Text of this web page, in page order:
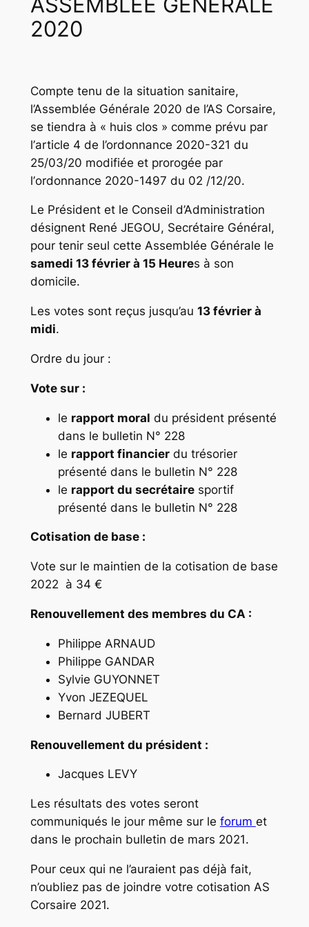
2020
Compte tenu de la situation sanitaire,
l’Assemblée Générale 2020 de l’AS Corsaire,
se tiendra à « huis clos » comme prévu par
l’article 4 de l’ordonnance 2020-321 du
25/03/20 modifiée et prorogée par
l’ordonnance 2020-1497 du 02 /12/20.
Le Président et le Conseil d’Administration
désignent René JEGOU, Secrétaire Général,
pour tenir seul cette Assemblée Générale le
samedi 13 février à 15 Heures à son
domicile.
Les votes sont reçus jusqu’au 13 février à
midi.
Ordre du jour :
Vote sur :
le rapport moral du président présenté
dans le bulletin N° 228
le rapport financierdu trésorier
présenté dans le bulletin N° 228
le rapport du secrétairesportif
présenté dans le bulletin N° 228
Cotisation de base :
Vote sur le maintien de la cotisation de base
2022 à 34 €
Renouvellement des membres du CA :
Philippe ARNAUD
Philippe GANDAR
Sylvie GUYONNET
Yvon JEZEQUEL
Bernard JUBERT
Renouvellement du président :
Jacques LEVY
Les résultats des votes seront
communiqués le jour même sur le forum et
dans le prochain bulletin de mars 2021.
Pour ceux qui ne l’auraient pas déjà fait,
n’oubliez pas de joindre votre cotisation AS
Corsaire 2021.